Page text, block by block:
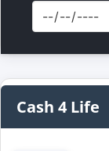
Cash 4 Life